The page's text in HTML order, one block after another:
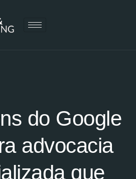
do Google
advocacia
que